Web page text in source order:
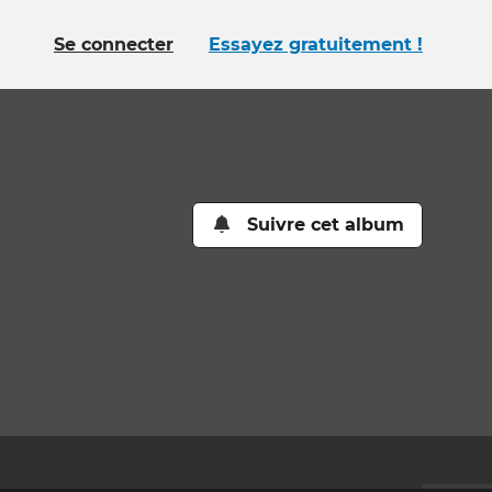
Se connecter Essayez gratuitement !
Suivre cet album